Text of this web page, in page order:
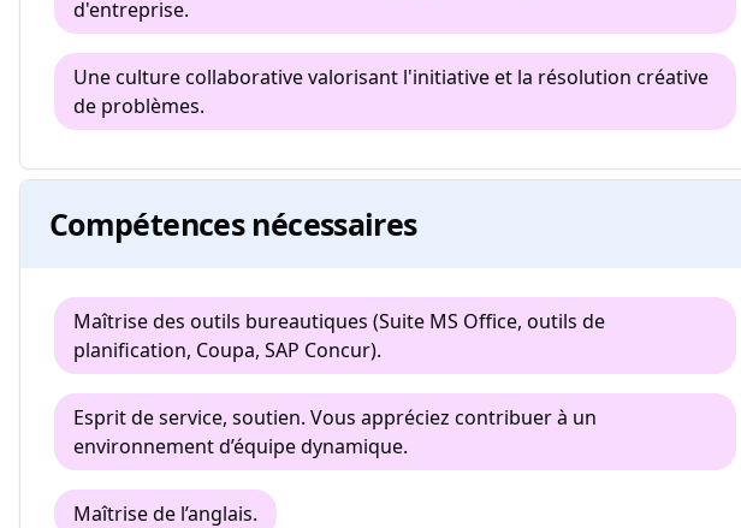
d'entreprise.
Une culture collaborative valorisant l'initiative et la résolution créative
de problèmes.
Compétences nécessaires
Maîtrise des outils bureautiques (Suite MS Office, outils de
planification, Coupa, SAP Concur).
Esprit de service, soutien. Vous appréciez contribuer à un
environnement d’équipe dynamique.
Maîtrise de l’anglais.